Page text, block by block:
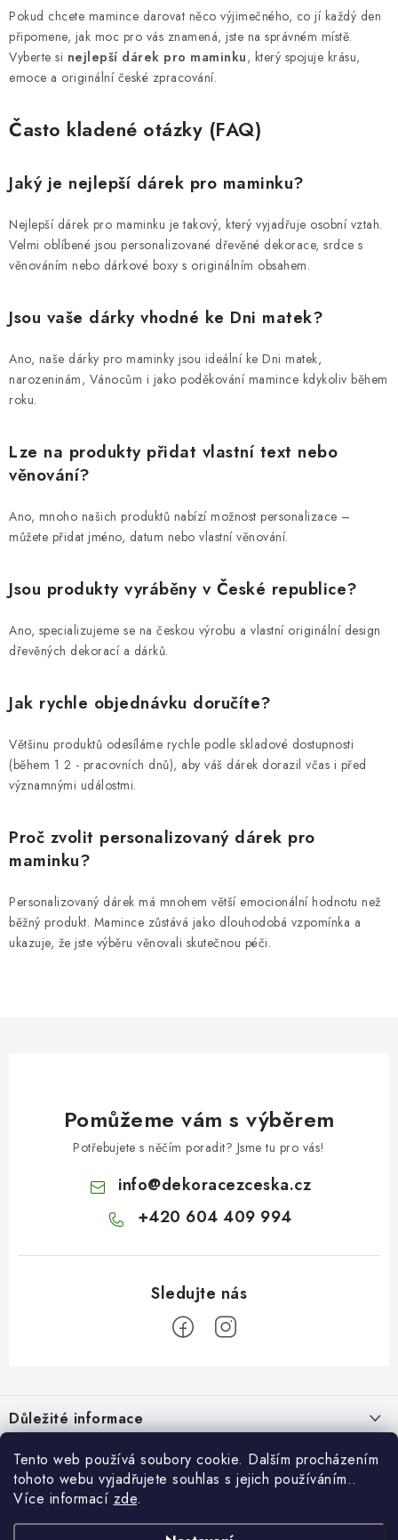
Tento web používá soubory cookie. Dalším procházením
tohoto webu vyjadřujete souhlas s jejich používáním..
Více informací zde.
Pokud chcete mamince darovat něco výjimečného, co jí každý den
připomene, jak moc pro vás znamená, jste na správném místě.
Vyberte si nejlepší dárek pro maminku, který spojuje krásu,
emoce a originální české zpracování.
Často kladené otázky (FAQ)
Jaký je nejlepší dárek pro maminku?
Nejlepší dárek pro maminku je takový, který vyjadřuje osobní vztah.
Velmi oblíbené jsou personalizované dřevěné dekorace, srdce s
věnováním nebo dárkové boxy s originálním obsahem.
Jsou vaše dárky vhodné ke Dni matek?
Ano, naše dárky pro maminky jsou ideální ke Dni matek,
narozeninám, Vánocům i jako poděkování mamince kdykoliv během
roku.
Lze na produkty přidat vlastní text nebo
věnování?
Ano, mnoho našich produktů nabízí možnost personalizace –
můžete přidat jméno, datum nebo vlastní věnování.
Jsou produkty vyráběny v České republice?
Ano, specializujeme se na českou výrobu a vlastní originální design
dřevěných dekorací a dárků.
Jak rychle objednávku doručíte?
Většinu produktů odesíláme rychle podle skladové dostupnosti
(během 1 2 - pracovních dnů), aby váš dárek dorazil včas i před
významnými událostmi.
Proč zvolit personalizovaný dárek pro
maminku?
Personalizovaný dárek má mnohem větší emocionální hodnotu než
běžný produkt. Mamince zůstává jako dlouhodobá vzpomínka a
ukazuje, že jste výběru věnovali skutečnou péči.
Pomůžeme vám s výběrem
Potřebujete s něčím poradit? Jsme tu pro vás!
info@dekoracezceska.cz
+420 604 409 994
pDůležité informace
Doprava a platba
Obchodní podmínky
Vrácení zboží
Pro zákazníky
Svatební dárkový box pro novomanžele - překvapte originálním
dárkem!
Blog